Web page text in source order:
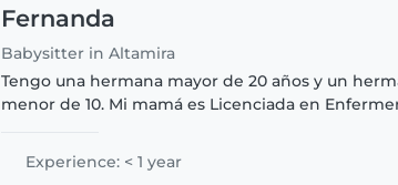
Fernanda
Babysitter in Altamira
Tengo una hermana mayor de 20 años y un
menor de 10. Mi mamá es Licenciada en
doctores y enfermeros. Soy..
Experience: < 1 year